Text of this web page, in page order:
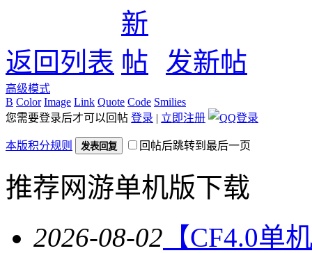
返回列表 发新帖
高级模式
B Color Image Link Quote Code Smilies
您需要登录后才可以回帖 登录 | 立即注册
本版积分规则 发表回复 回帖后跳转到最后一页
推荐网游单机版下载
2026-08-02 【CF4.0单